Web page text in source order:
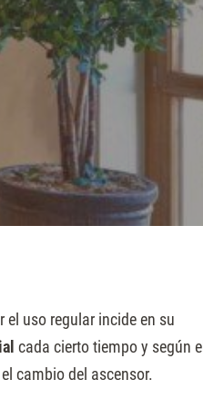
uso regular incide en su
cada cierto tiempo y según el
cambio del ascensor.